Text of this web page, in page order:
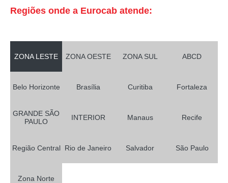
Regiões onde a Eurocab atende:
ZONA LESTE ZONA OESTE ZONA SUL ABCD
Belo Horizonte Brasília Curitiba Fortaleza
GRANDE SÃO
PAULO
INTERIOR Manaus Recife
Região Central Rio de Janeiro Salvador São Paulo
Zona Norte